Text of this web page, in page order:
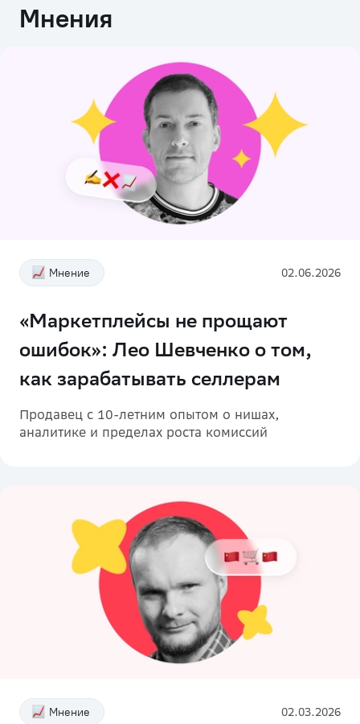
Мнения
Мнение 02.06.2026
«Маркетплейсы не прощают
ошибок»: Лео Шевченко о том,
как зарабатывать селлерам
Продавец с 10-летним опытом о нишах,
аналитике и пределах роста комиссий
Мнение 02.03.2026